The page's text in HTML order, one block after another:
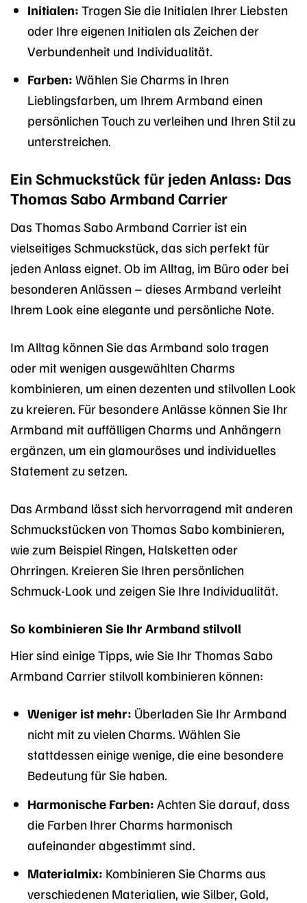
Initialen: Tragen Sie die Initialen Ihrer Liebsten
oder Ihre eigenen Initialen als Zeichen der
Verbundenheit und Individualität.
Farben: Wählen Sie Charms in Ihren
Lieblingsfarben, um Ihrem Armband einen
persönlichen Touch zu verleihen und Ihren Stil zu
unterstreichen.
Ein Schmuckstück für jeden Anlass: Das
Thomas Sabo Armband Carrier
Das Thomas Sabo Armband Carrier ist ein
vielseitiges Schmuckstück, das sich perfekt für
jeden Anlass eignet. Ob im Alltag, im Büro oder bei
besonderen Anlässen – dieses Armband verleiht
Ihrem Look eine elegante und persönliche Note.
Im Alltag können Sie das Armband solo tragen
oder mit wenigen ausgewählten Charms
kombinieren, um einen dezenten und stilvollen Look
zu kreieren. Für besondere Anlässe können Sie Ihr
Armband mit auffälligen Charms und Anhängern
ergänzen, um ein glamouröses und individuelles
Statement zu setzen.
Das Armband lässt sich hervorragend mit anderen
Schmuckstücken von Thomas Sabo kombinieren,
wie zum Beispiel Ringen, Halsketten oder
Ohrringen. Kreieren Sie Ihren persönlichen
Schmuck-Look und zeigen Sie Ihre Individualität.
So kombinieren Sie Ihr Armband stilvoll
Hier sind einige Tipps, wie Sie Ihr Thomas Sabo
Armband Carrier stilvoll kombinieren können:
Weniger ist mehr: Überladen Sie Ihr Armband
nicht mit zu vielen Charms. Wählen Sie
stattdessen einige wenige, die eine besondere
Bedeutung für Sie haben.
Harmonische Farben: Achten Sie darauf, dass
die Farben Ihrer Charms harmonisch
aufeinander abgestimmt sind.
Materialmix: Kombinieren Sie Charms aus
verschiedenen Materialien, wie Silber, Gold,